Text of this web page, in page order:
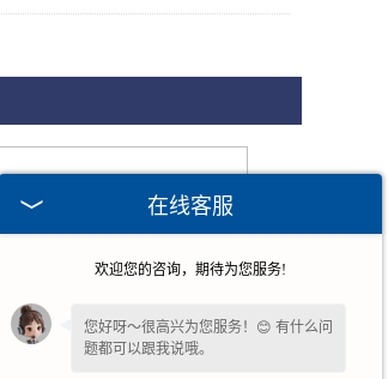
在线客服
欢迎您的咨询，期待为您服务!
您好呀～很高兴为您服务！😊 有什么问
题都可以跟我说哦。